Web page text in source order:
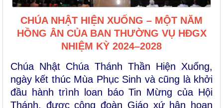
CHÚA NHẬT HIỆN XUỐNG – MỘT NĂM
HỒNG ÂN CỦA BAN THƯỜNG VỤ HĐGX
NHIỆM KỲ 2024–2028
Chúa Nhật Chúa Thánh Thần Hiện Xuống,
ngày kết thúc Mùa Phục Sinh và cũng là khởi
đầu hành trình loan báo Tin Mừng của Hội
Thánh, được cộng đoàn Giáo xứ hân hoan